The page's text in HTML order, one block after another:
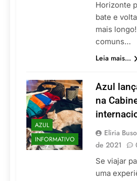
Horizonte
bate e
mais
comuns…
Leia mais...
AZUL
INFORMATIVO
Azul
na
Eliria Buso
de 2021
Se viajar
uma